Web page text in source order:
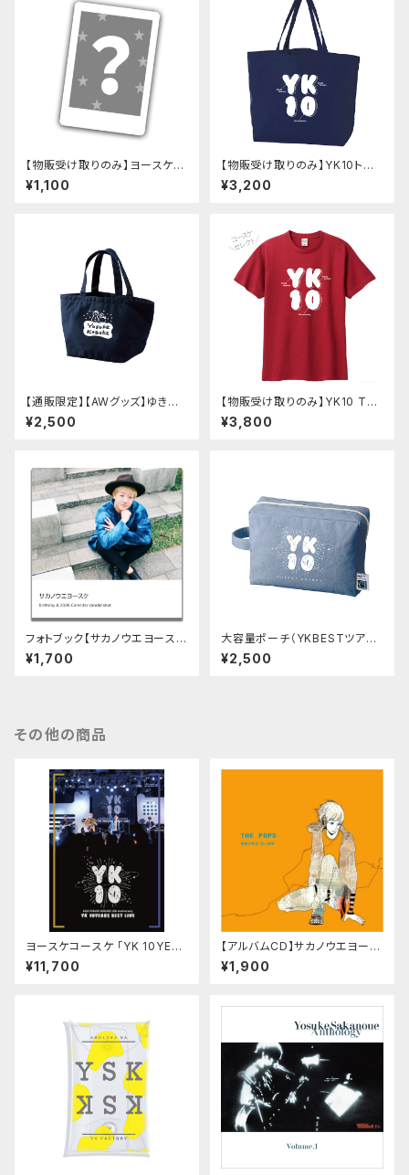
【物販受け取りのみ】ヨースケコ
ースケ チェキ
¥1,100
【物販受け取りのみ】YK10トー
トバッグ（3色）
¥3,200
【通販限定】【AWグッズ】ゆきだ
るまランチバッグ（ヨースケコー
スケ）
¥2,500
【物販受け取りのみ】YK10 Tシ
ャツ(レッド・ライトブルー)
¥3,800
フォトブック【サカノウエヨース
ケ Birthday&2026calenda
r candid shots 】
¥1,700
大容量ポーチ（YKBESTツア
ー）
¥2,500
その他の商品
ヨースケコースケ 「YK 10YEAR
S BEST LIVE」LIVE DVD/CD
セット
¥11,700
【アルバムCD】サカノウエヨース
ケ「THE POPS」
¥1,900